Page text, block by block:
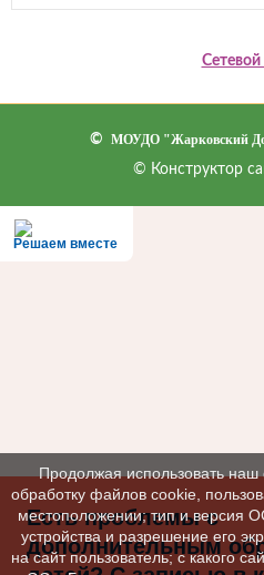
Сетевой
© МОУДО "Жарковский
© Конструктор
Решаем вместе
Есть проблемы с
дополнительным
Продолжая использовать наш
обработку файлов cookie,
местоположении; тип и версия
устройства и разрешение его
на сайт пользователь; с какого